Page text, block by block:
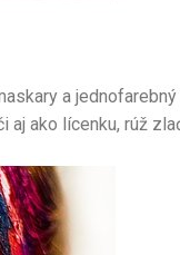
a
aj ako lícenku, rúž